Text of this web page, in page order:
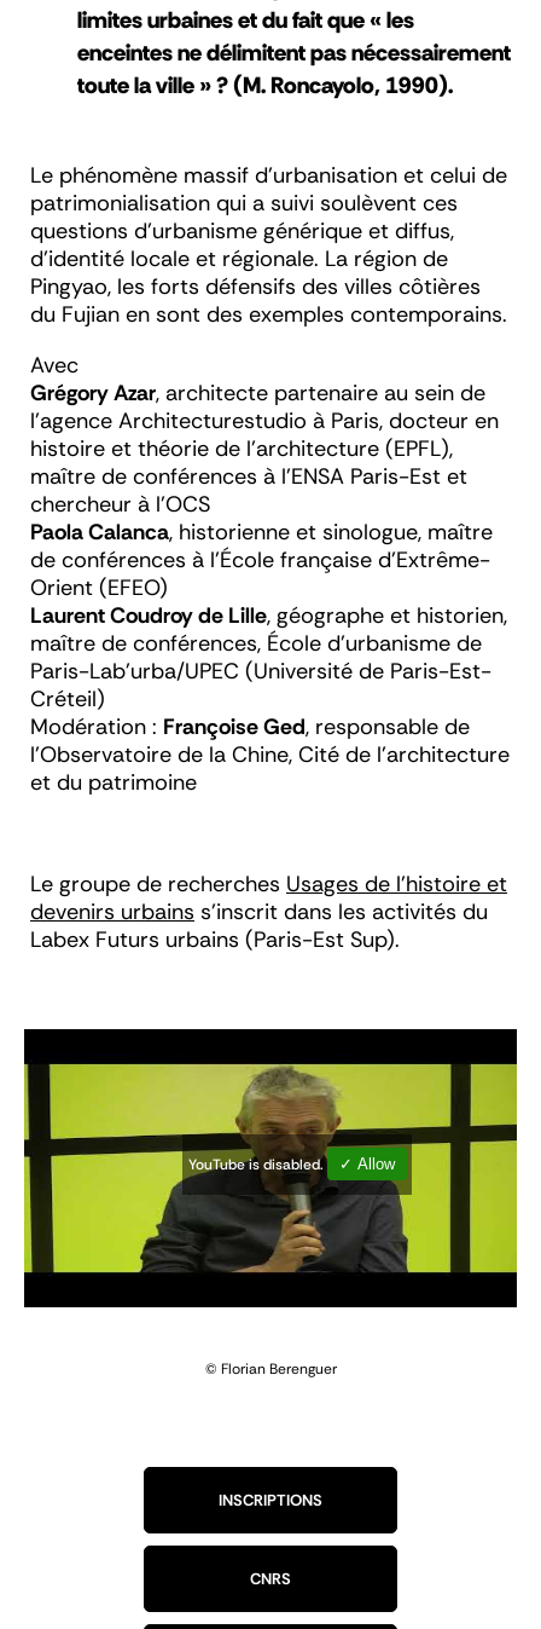
limites urbaines et du fait que « les
enceintes ne délimitent pas nécessairement
toute la ville » ? (M. Roncayolo, 1990).
Le phénomène massif d’urbanisation et celui de
patrimonialisation qui a suivi soulèvent ces
questions d’urbanisme générique et diffus,
d’identité locale et régionale. La région de
Pingyao, les forts défensifs des villes côtières
du Fujian en sont des exemples contemporains.
Avec
Grégory Azar, architecte partenaire au sein de
l'agence Architecturestudio à Paris, docteur en
histoire et théorie de l'architecture (EPFL),
maître de conférences à l'ENSA Paris-Est et
chercheur à l'OCS
Paola Calanca, historienne et sinologue, maître
de conférences à l'École française d'Extrême-
Orient (EFEO)
Laurent Coudroy de Lille, géographe et historien,
maître de conférences, École d’urbanisme de
Paris-Lab’urba/UPEC (Université de Paris-Est-
Créteil)
Modération : Françoise Ged, responsable de
l'Observatoire de la Chine, Cité de l'architecture
et du patrimoine
Le groupe de recherches Usages de l’histoire et
devenirs urbains s’inscrit dans les activités du
Labex Futurs urbains (Paris-Est Sup).
YouTube is disabled. ✓ Allow
© Florian Berenguer
INSCRIPTIONS
CNRS